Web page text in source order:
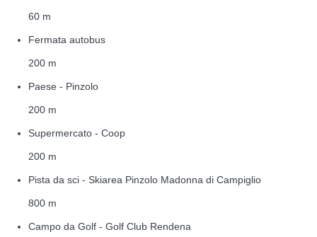
60 m
Fermata autobus
200 m
Paese - Pinzolo
200 m
Supermercato - Coop
200 m
Pista da sci - Skiarea Pinzolo Madonna di Campiglio
800 m
Campo da Golf - Golf Club Rendena